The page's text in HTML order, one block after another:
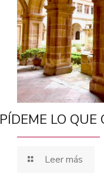
PÍDEME LO QUE
Leer más